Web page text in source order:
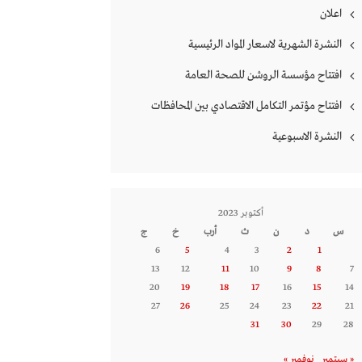
اعلان
النشرة الشهرية لاسعار المواد الرئيسية
افتتاح مؤسسة الروشن للصحة العامة
افتتاح مؤتمر التكامل الاقتصادي بين المحافظات
النشرة الاسبوعية
أكتوبر 2023
س
د ن ث أرب خ
ج
1
2
3
4
5
6
7
8
9
10
11
12
13
14
15
16
17
18
19
20
21
22
23
24
25
26
27
28
29
30
31
« سبتمبر نوفمبر »